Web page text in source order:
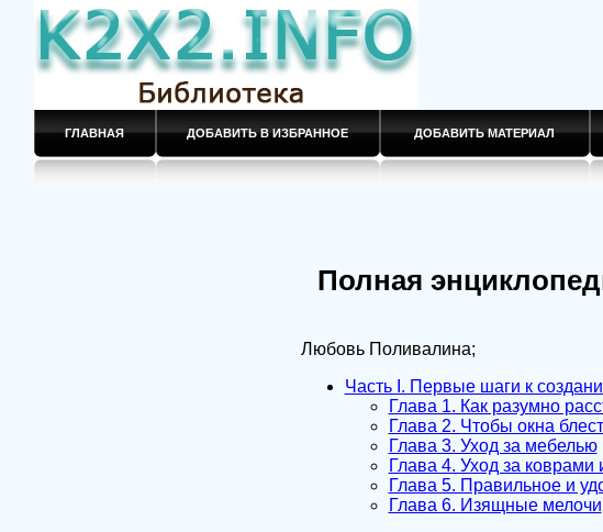
ГЛАВНАЯ ДОБАВИТЬ В ИЗБРАННОЕ ДОБАВИТЬ МАТЕРИАЛ
Полная
Любовь Поливалина;
Часть I. Первые шаги к
Глава 1. Как разумно
Глава 2. Чтобы окна
Глава 3. Уход за мебелью
Глава 4. Уход за
Глава 5. Правильное и
Глава 6. Изящные мелочи